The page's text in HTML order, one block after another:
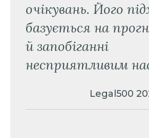
очікувань. Його
базується на
й запобіганні
несприятливим
Legal500